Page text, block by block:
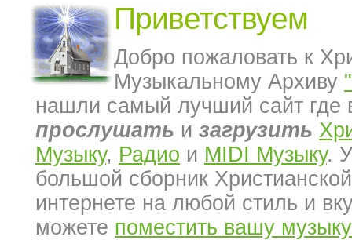
Приветствуем
Добро пожаловать к
Музыкальному Архиву
нашли самый лучший сайт где
прослушать и загрузить
Музыку, Радио и MIDI Музыку.
большой сборник
интернете на любой стиль и
можете поместить вашу музыку